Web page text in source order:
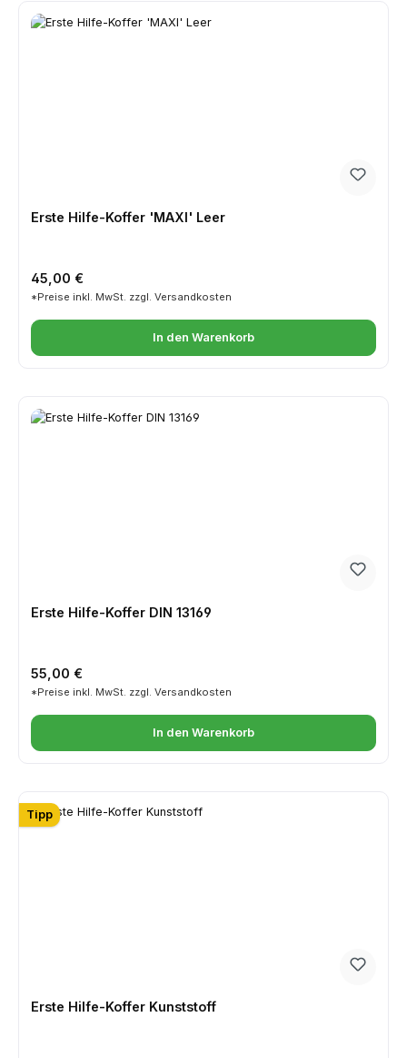
Erste Hilfe-Koffer 'MAXI' Leer
Regulärer Preis:
45,00 €
*Preise inkl. MwSt. zzgl. Versandkosten
In den Warenkorb
Erste Hilfe-Koffer DIN 13169
Regulärer Preis:
55,00 €
*Preise inkl. MwSt. zzgl. Versandkosten
In den Warenkorb
Tipp
Erste Hilfe-Koffer Kunststoff